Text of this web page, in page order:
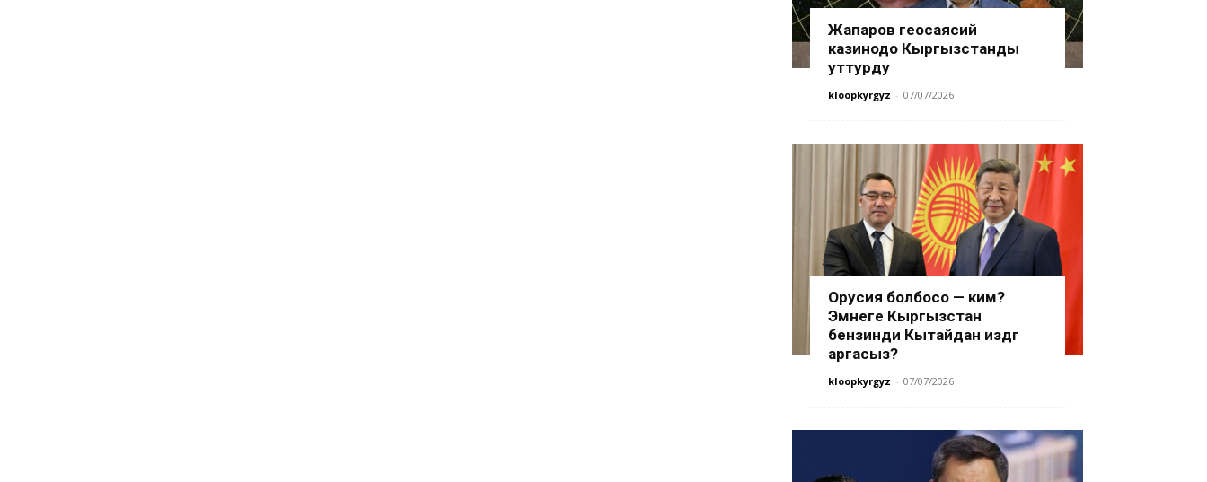
Жапаров геосаясий
казинодо Кыргызстанды
уттурду
kloopkyrgyz - 07/07/2026
Орусия болбосо — ким?
Эмнеге Кыргызстан
бензинди Кытайдан издөөгө
аргасыз?
kloopkyrgyz - 07/07/2026